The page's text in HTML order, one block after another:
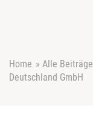
Home » Alle Beiträge
Deutschland GmbH